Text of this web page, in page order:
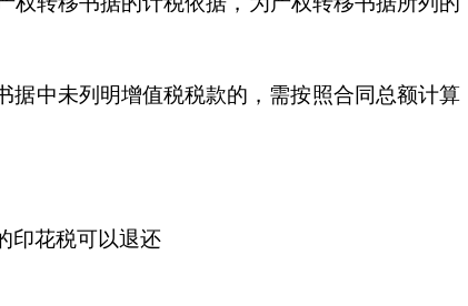
据中未列明增值税税款的，需按照合同总额计算
印花税可以退还